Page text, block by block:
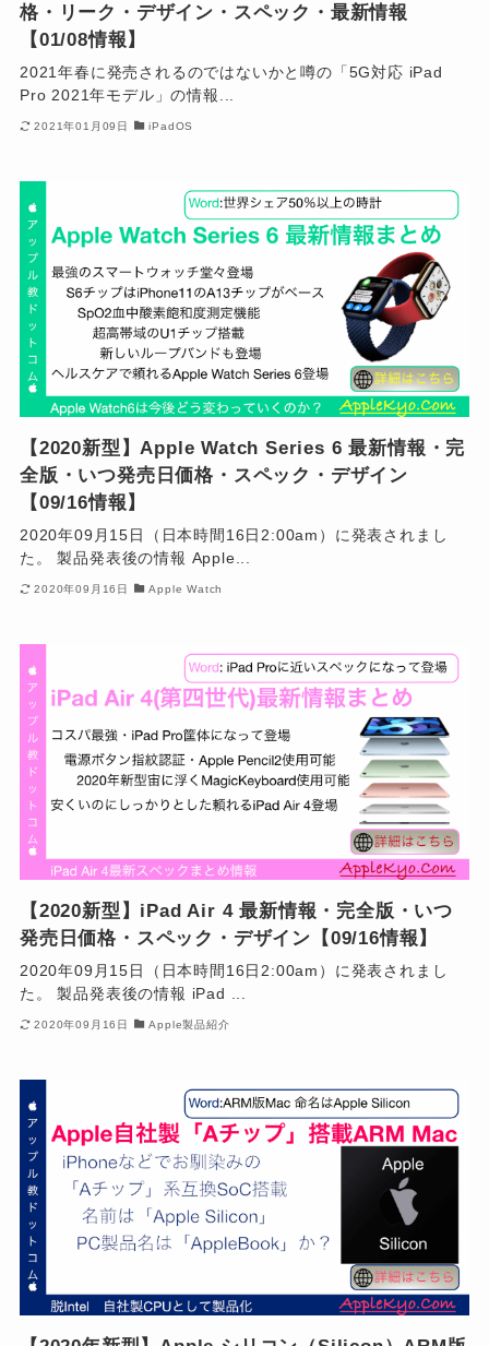
格・リーク・デザイン・スペック・最新情報
【01/08情報】
2021年春に発売されるのではないかと噂の「5G対応 iPad
Pro 2021年モデル」の情報...
2021年01月09日 iPadOS
【2020新型】Apple Watch Series 6 最新情報・完
全版・いつ発売日価格・スペック・デザイン
【09/16情報】
2020年09月15日（日本時間16日2:00am）に発表されまし
た。 製品発表後の情報 Apple...
2020年09月16日 Apple Watch
【2020新型】iPad Air 4 最新情報・完全版・いつ
発売日価格・スペック・デザイン【09/16情報】
2020年09月15日（日本時間16日2:00am）に発表されまし
た。 製品発表後の情報 iPad ...
2020年09月16日 Apple製品紹介